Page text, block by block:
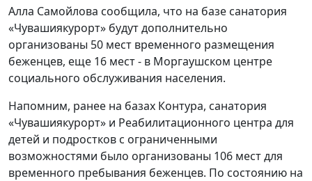
Алла Самойлова сообщила, что на базе санатория
«Чувашиякурорт» будут дополнительно
организованы 50 мест временного размещения
беженцев, еще 16 мест - в Моргаушском центре
социального обслуживания населения.
Напомним, ранее на базах Контура, санатория
«Чувашиякурорт» и Реабилитационного центра для
детей и подростков с ограниченными
возможностями было организованы 106 мест для
временного пребывания беженцев. По состоянию на